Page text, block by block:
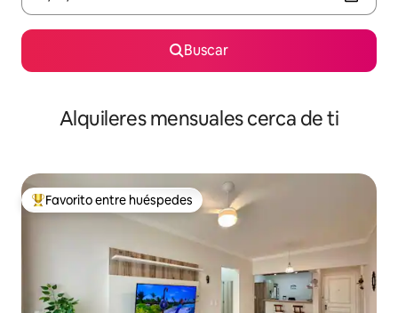
Buscar
Alquileres mensuales cerca de ti
Favorito entre huéspedes preferido
Favorito entre huéspedes